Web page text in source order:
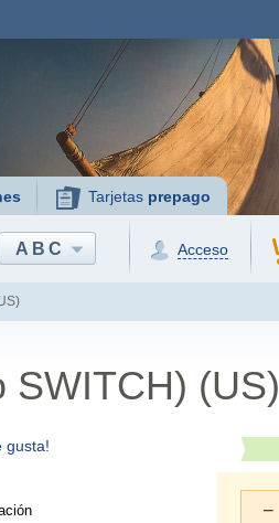
Tarjetas prepago
ABC Acceso
SWITCH) (US)
gusta!
−